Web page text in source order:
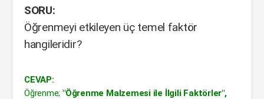
SORU:
Öğrenmeyi etkileyen üç temel faktör
hangileridir?
CEVAP:
Öğrenme; "Öğrenme Malzemesi ile İlgili Faktörler",